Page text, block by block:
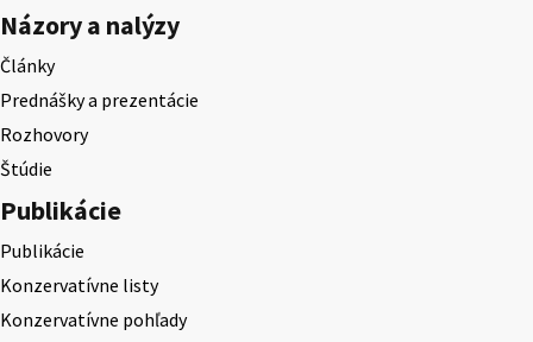
Názory a nalýzy
Články
Prednášky a prezentácie
Rozhovory
Štúdie
Publikácie
Publikácie
Konzervatívne listy
Konzervatívne pohľady